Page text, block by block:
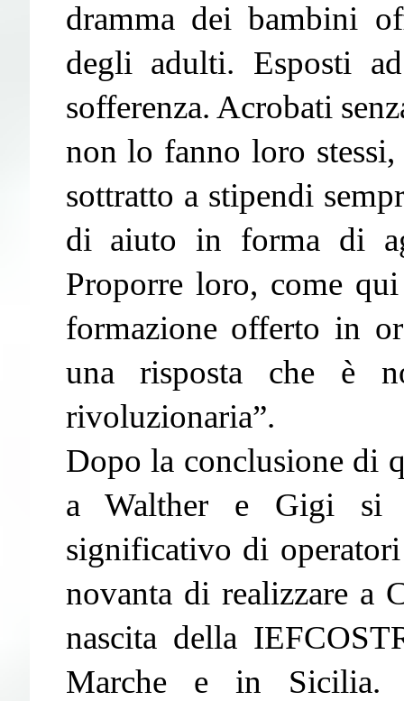
dramma dei bambini
degli adulti. Esposti
sofferenza. Acrobati
non lo fanno loro
sottratto a stipendi
di aiuto in forma di
Proporre loro, come
formazione offerto in
una risposta che è
rivoluzionaria”.
Dopo la conclusione di
a Walther e Gigi si
significativo di
novanta di realizzare a
nascita della
Marche e in Sicilia.